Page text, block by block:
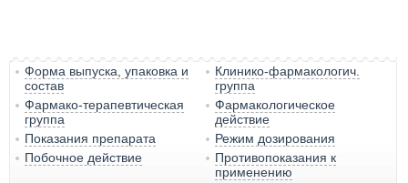
Форма выпуска, упаковка и
состав
Клинико-фармакологич.
группа
Фармако-терапевтическая
группа
Фармакологическое
действие
Показания препарата
Режим дозирования
Побочное действие
Противопоказания к
применению